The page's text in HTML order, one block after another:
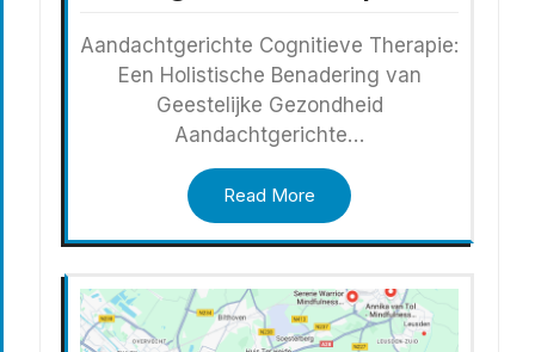
Aandachtgerichte Cognitieve Therapie:
Een Holistische Benadering van
Geestelijke Gezondheid
Aandachtgerichte…
Read More